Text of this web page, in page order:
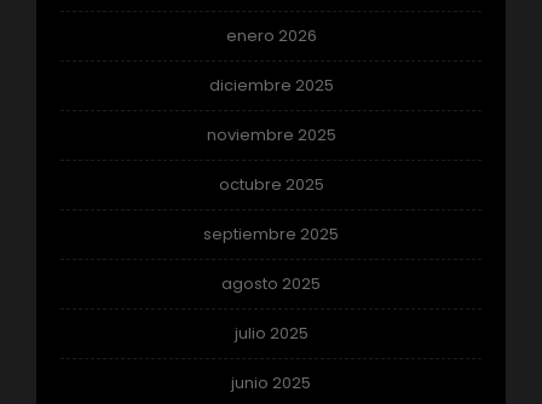
enero 2026
diciembre 2025
noviembre 2025
octubre 2025
septiembre 2025
agosto 2025
julio 2025
junio 2025